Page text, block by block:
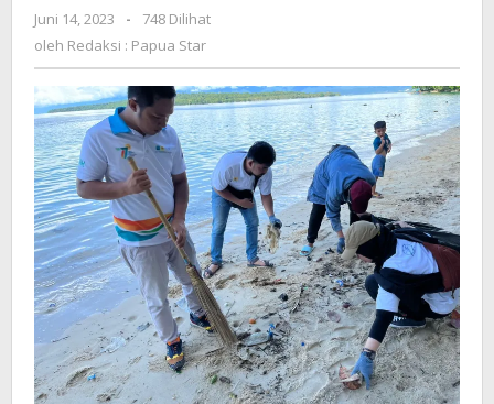
Pasir
Putih
Juni 14, 2023
oleh
Redaksi
Star
-
748 Dilihat
oleh Redaksi : Papua Star